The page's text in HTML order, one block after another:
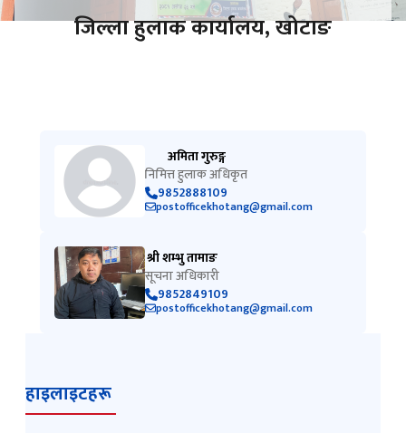
जिल्ला हुलाक कार्यालय, खोटाङ
अमिता गुरुङ्ग
निमित्त हुलाक अधिकृत
9852888109
postofficekhotang@gmail.com
श्री शम्भु तामाङ
सूचना अधिकारी
9852849109
postofficekhotang@gmail.com
हाइलाइटहरू